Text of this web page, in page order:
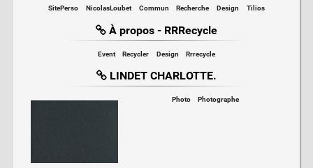
SitePerso NicolasLoubet Commun Recherche Design Tilios
À propos - RRRecycle
Event Recycler Design Rrrecycle
LINDET CHARLOTTE.
Photo Photographe